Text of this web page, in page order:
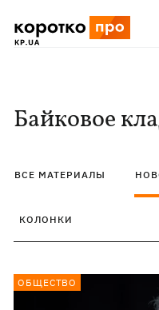
Байковое
ВСЕ МАТЕРИАЛЫ
КОЛОНКИ
ОБЩЕСТВО